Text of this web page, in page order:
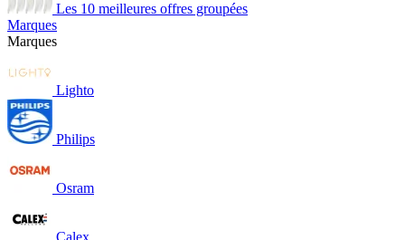
Les 10 meilleures offres groupées
Marques
Marques
Lighto
Philips
Osram
Calex